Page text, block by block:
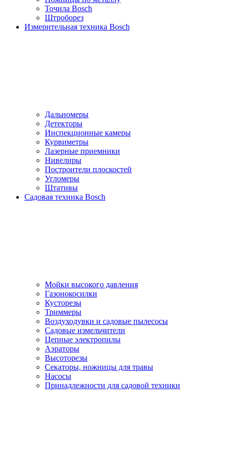
Точила Bosch
Штроборез
Измерительная техника Bosch
Дальномеры
Детекторы
Инспекционные камеры
Курвиметры
Лазерные приемники
Нивелиры
Построители плоскостей
Угломеры
Штативы
Садовая техника Bosch
Мойки высокого давления
Газонокосилки
Кусторезы
Триммеры
Воздуходувки и садовые пылесосы
Садовые измельчители
Цепные электропилы
Аэраторы
Высоторезы
Секаторы, нoжницы для травы
Насосы
Принадлежности для садовой техники